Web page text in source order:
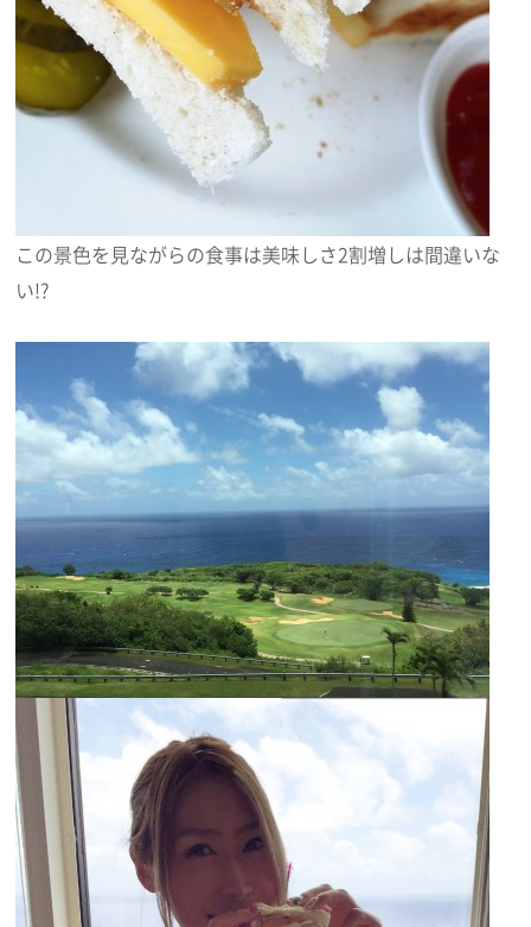
この景色を見ながらの食事は美味しさ2割増しは間違いな
い!?